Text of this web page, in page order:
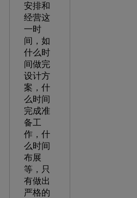
安排和
经营这
一时
间，如
什么时
间做完
设计方
案，什
么时间
完成准
备工
作，什
么时间
布展
等，只
有做出
严格的